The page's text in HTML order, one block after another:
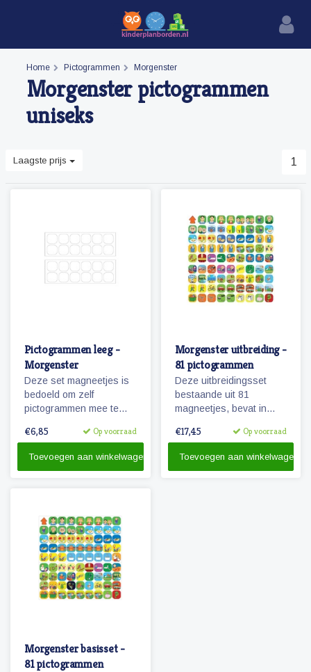
Home Pictogrammen Morgenster
Morgenster pictogrammen
uniseks
Laagste prijs 1
Pictogrammen leeg -
Morgenster
Deze set magneetjes is
bedoeld om zelf
pictogrammen mee te
hebben dezelfde
pictogrammen
€6,85 Op voorraad
Toevoegen aan winkelwagen
Morgenster uitbreiding -
81 pictogrammen
Deze uitbreidingsset
bestaande uit 81
magneetjes, bevat in
basisset Morgenster, alle
serie en in een ruime
€17,45 Op voorraad
Toevoegen aan winkelwagen
Morgenster basisset -
81 pictogrammen